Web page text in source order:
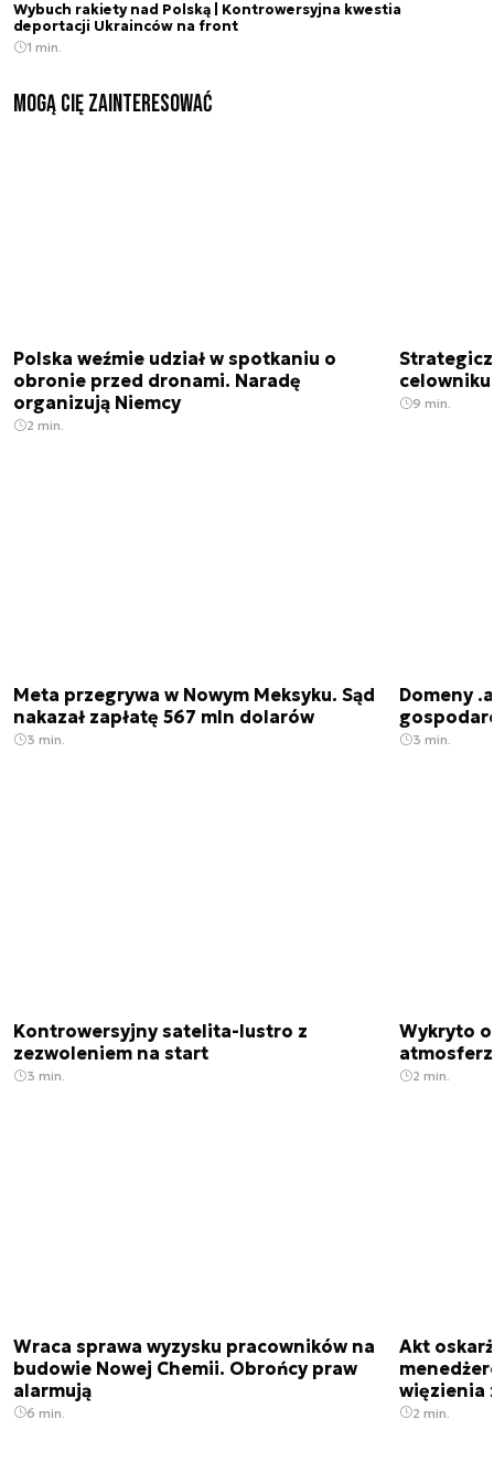
Wybuch rakiety nad Polską | Kontrowersyjna kwestia
deportacji Ukrainców na front
1 min.
Mogą Cię zainteresować
Polska weźmie udział w spotkaniu o
obronie przed dronami. Naradę
organizują Niemcy
2 min.
9 min.
Meta przegrywa w Nowym Meksyku. Sąd
nakazał zapłatę 567 mln dolarów
3 min.
Domeny
3 min.
Kontrowersyjny satelita-lustro z
zezwoleniem na start
3 min.
Wykryto
2 min.
Wraca sprawa wyzysku pracowników na
budowie Nowej Chemii. Obrońcy praw
alarmują
6 min.
Akt
więzienia
2 min.